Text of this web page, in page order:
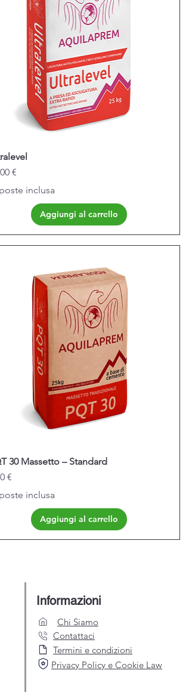
€
inclusa
Aggiungi al carrello
30 Massetto – Standard
€
inclusa
Aggiungi al carrello
Informazioni
Chi Siamo
Contattaci
Termini e condizioni
Privacy Policy e Cookie Law